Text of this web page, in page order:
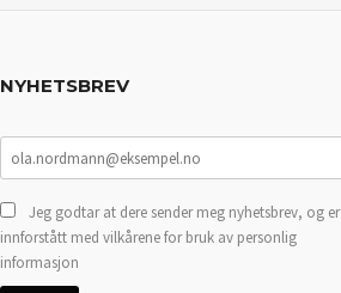
NYHETSBREV
Jeg godtar at dere sender meg nyhetsbrev, og er
innforstått med vilkårene for bruk av personlig
informasjon